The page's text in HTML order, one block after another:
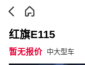
红旗E115
暂无报价 中大型车